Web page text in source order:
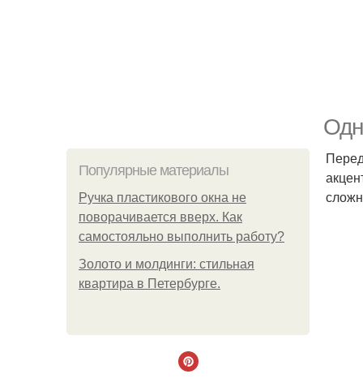
Популярные материалы
Ручка пластикового окна не
поворачивается вверх. Как
самостояльно выполнить работу?
Золото и молдинги: стильная
квартира в Петербурге.